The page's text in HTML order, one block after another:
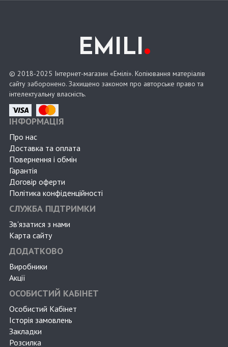
EMILI.
© 2018-2025 Інтернет-магазин «Емілі». Копіювання матеріалів
сайту заборонено. Захищено законом про авторське право та
інтелектуальну власність.
ІНФОРМАЦІЯ
Про нас
Доставка та оплата
Повернення і обмін
Гарантія
Договір оферти
Політика конфіденційності
СЛУЖБА ПІДТРИМКИ
Зв'язатися з нами
Карта сайту
ДОДАТКОВО
Виробники
Акції
ОСОБИСТИЙ КАБІНЕТ
Особистий Кабінет
Історія замовлень
Закладки
Розсилка